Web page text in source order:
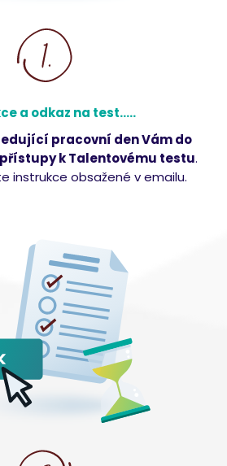
a odkaz na test…..
pracovní den Vám do
k Talentovému testu.
instrukce obsažené v emailu.